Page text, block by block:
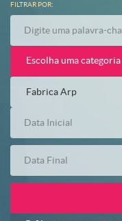
FILTRAR POR:
Escolha uma categoria